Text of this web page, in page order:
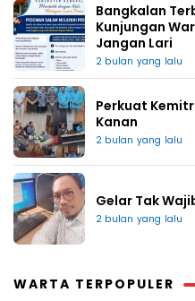
Bangkalan
Kunjungan
Jangan Lari
2 bulan yang lalu
Perkuat
Kanan
2 bulan yang lalu
Gelar Tak
2 bulan yang lalu
WARTA TERPOPULER